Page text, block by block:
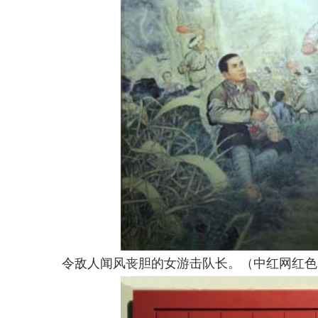
令敌人闻风丧胆的女游击队长。（中红网红